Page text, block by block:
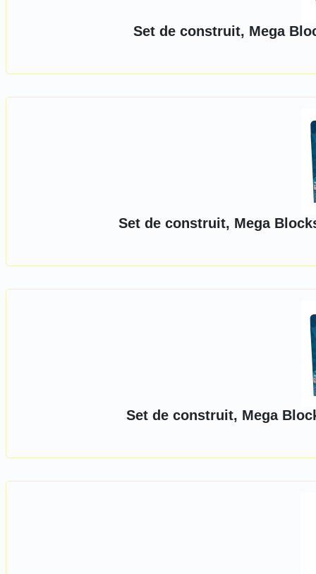
Set de construit, Mega
Set de construit, Mega
Set de construit, Mega